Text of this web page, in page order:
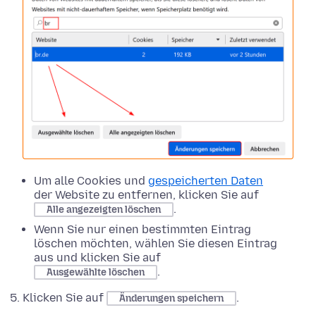
Um alle Cookies und gespeicherten Daten
der Website zu entfernen, klicken Sie auf
Alle angezeigten löschen
.
Wenn Sie nur einen bestimmten Eintrag
löschen möchten, wählen Sie diesen Eintrag
aus und klicken Sie auf
Ausgewählte löschen
.
Klicken Sie auf
Änderungen speichern
.